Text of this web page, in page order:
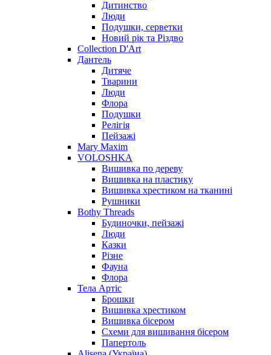
Дитинство
Люди
Подушки, серветки
Новий рік та Різдво
Collection D'Art
Дантель
Дитяче
Тварини
Люди
Флора
Подушки
Релігія
Пейзажі
Mary Maxim
VOLOSHKA
Вишивка по дереву
Вишивка на пластику
Вишивка хрестиком на тканині
Рушники
Bothy Threads
Будиночки, пейзажі
Люди
Казки
Різне
Фауна
Флора
Тела Артіс
Брошки
Вишивка хрестиком
Вишивка бісером
Схеми для вишивання бісером
Папертоль